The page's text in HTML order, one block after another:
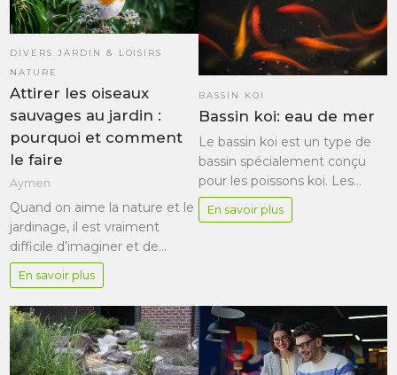
DIVERS JARDIN & LOISIRS
NATURE
Attirer les oiseaux
sauvages au jardin :
pourquoi et comment
le faire
Aymen
Quand on aime la nature et le
jardinage, il est vraiment
difficile d’imaginer et de…
En savoir plus
BASSIN KOI
Bassin koi: eau de mer
Le bassin koi est un type de
bassin spécialement conçu
pour les poissons koi. Les…
En savoir plus